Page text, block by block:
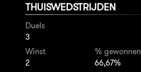
THUISWEDSTRIJDEN
Duels
3
Winst
2
% gewonnen
66,67%